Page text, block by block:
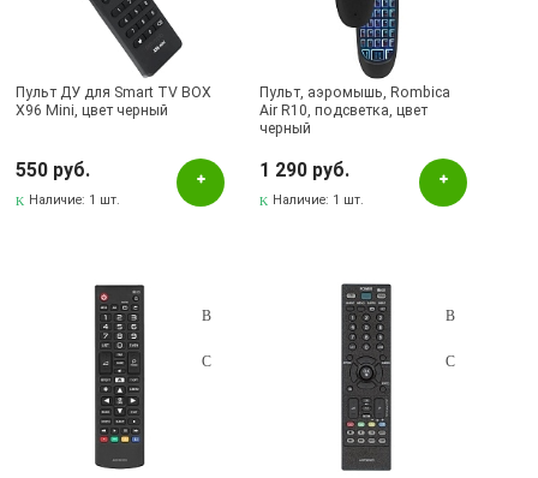
Пульт ДУ для Smart TV BOX
X96 Mini, цвет черный
550 руб.
Наличие: 1 шт.
Пульт, аэромышь, Rombica
Air R10, подсветка, цвет
черный
1 290 руб.
Наличие: 1 шт.